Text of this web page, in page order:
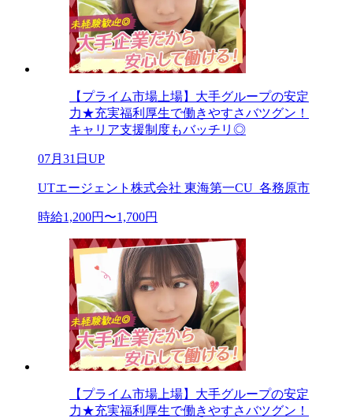
【プライム市場上場】大手グループの安定
力★充実福利厚生で働きやすさバツグン！
キャリア支援制度もバッチリ◎
07月31日UP
UTエージェント株式会社 東海第一CU_各務原市
時給1,200円〜1,700円
【プライム市場上場】大手グループの安定
力★充実福利厚生で働きやすさバツグン！